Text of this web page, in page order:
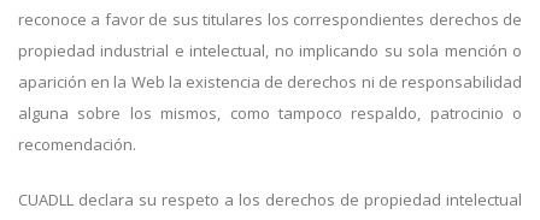
reconoce a favor de sus titulares los correspondientes derechos de
propiedad industrial e intelectual, no implicando su sola mención o
aparición en la Web la existencia de derechos ni de responsabilidad
alguna sobre los mismos, como tampoco respaldo, patrocinio o
recomendación.
CUADLL declara su respeto a los derechos de propiedad intelectual